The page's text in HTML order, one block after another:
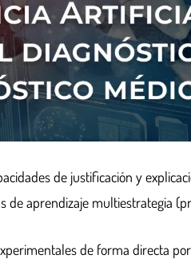
de justificación y
aprendizaje multiestrategia
de forma directa